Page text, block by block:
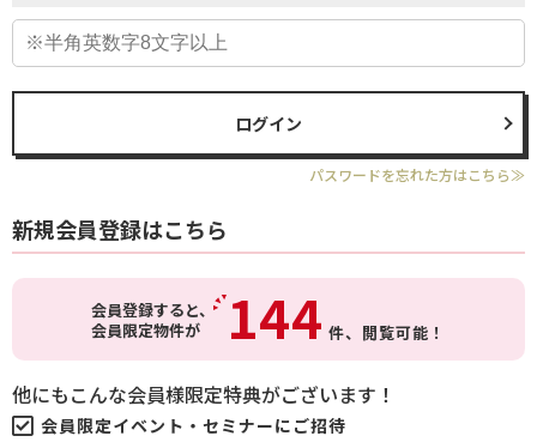
ログイン
パスワードを忘れた方はこちら≫
新規会員登録はこちら
会員登録すると、
会員限定物件が
144 件、 閲覧可能！
他にもこんな会員様限定特典がございます！
会員限定イベント・セミナーにご招待